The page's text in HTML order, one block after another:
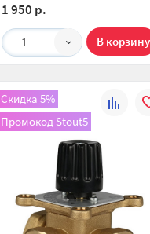
1 950 р.
1
Скидка 5%
Промокод Stout5